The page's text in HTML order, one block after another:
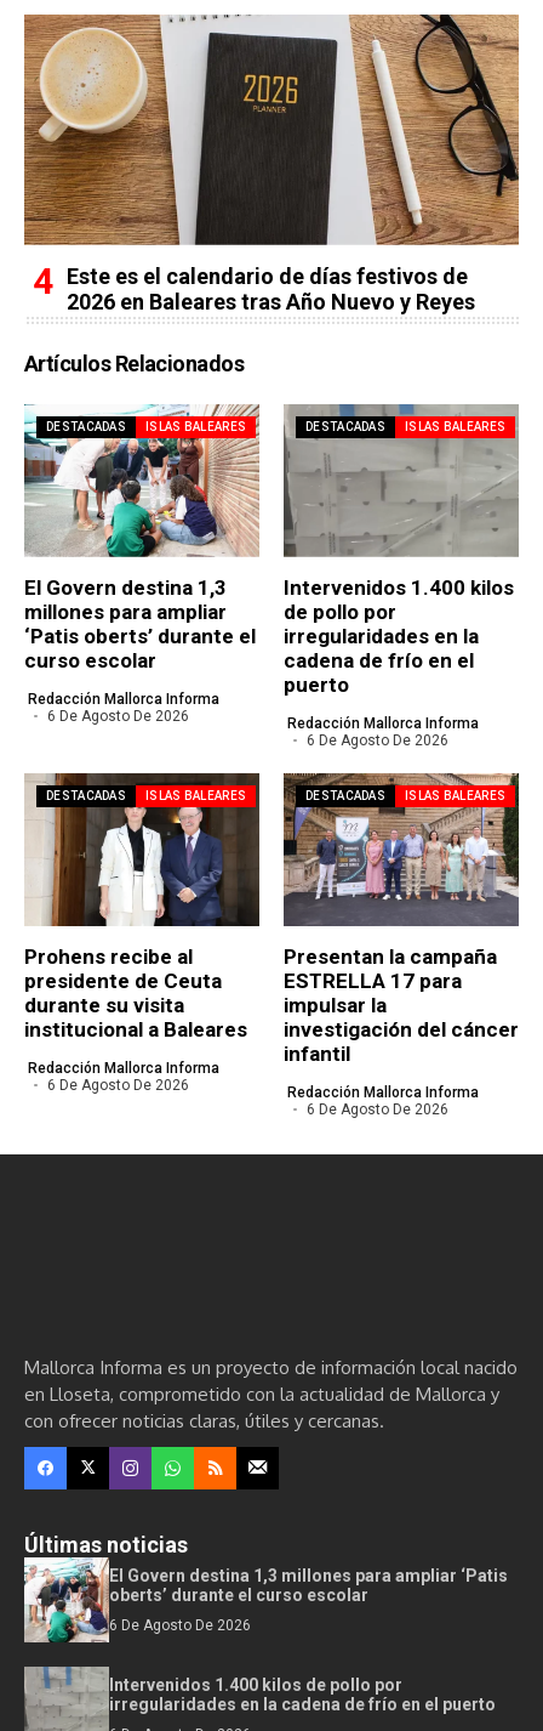
Este es el calendario de días festivos de
2026 en Baleares tras Año Nuevo y Reyes
Artículos Relacionados
DESTACADAS ISLAS BALEARES
El Govern destina 1,3
millones para ampliar
‘Patis oberts’ durante el
curso escolar
Redacción Mallorca Informa
6 De Agosto De 2026
DESTACADAS ISLAS BALEARES
Intervenidos 1.400 kilos
de pollo por
irregularidades en la
cadena de frío en el
puerto
Redacción Mallorca Informa
6 De Agosto De 2026
DESTACADAS ISLAS BALEARES
Prohens recibe al
presidente de Ceuta
durante su visita
institucional a Baleares
Redacción Mallorca Informa
6 De Agosto De 2026
DESTACADAS ISLAS BALEARES
Presentan la campaña
ESTRELLA 17 para
impulsar la
investigación del cáncer
infantil
Redacción Mallorca Informa
6 De Agosto De 2026
Mallorca Informa es un proyecto de información local nacido
en Lloseta, comprometido con la actualidad de Mallorca y
con ofrecer noticias claras, útiles y cercanas.
Últimas noticias
El Govern destina 1,3 millones para ampliar ‘Patis
oberts’ durante el curso escolar
6 De Agosto De 2026
Intervenidos 1.400 kilos de pollo por
irregularidades en la cadena de frío en el puerto